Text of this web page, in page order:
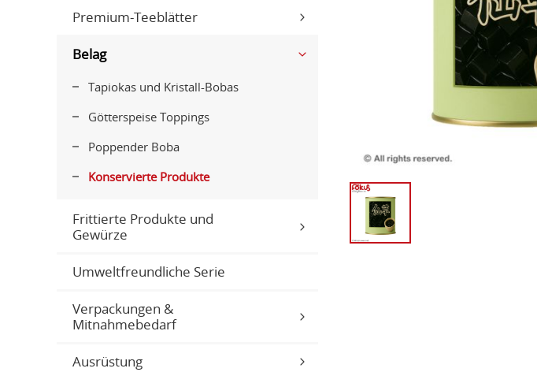
Premium-Teeblätter
Belag
Tapiokas und Kristall-Bobas
Götterspeise Toppings
Poppender Boba
Konservierte Produkte
Frittierte Produkte und
Gewürze
Umweltfreundliche Serie
Verpackungen &
Mitnahmebedarf
Ausrüstung